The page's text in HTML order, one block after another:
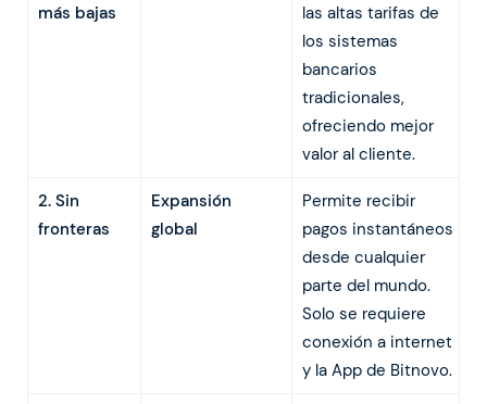
más bajas
las altas tarifas de
los sistemas
bancarios
tradicionales,
ofreciendo mejor
valor al cliente.
2. Sin
fronteras
Expansión
global
Permite recibir
pagos instantáneos
desde cualquier
parte del mundo.
Solo se requiere
conexión a internet
y la App de Bitnovo.